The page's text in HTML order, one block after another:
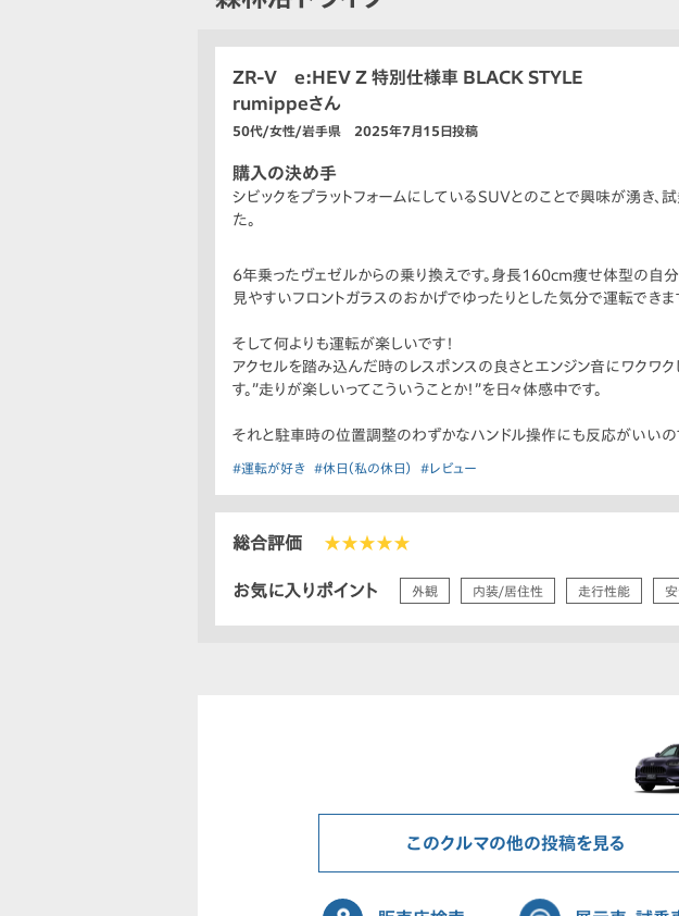
ZR-V e:HEV Z 特別仕様車 BLACK STYLE
rumippeさん
50代/女性/岩手県 2025年7月15日投稿
購入の決め手
シビックをプラットフォームにしているSUVとのことで興味が湧き
た。
6年乗ったヴェゼルからの乗り換えです。身長160cm痩せ体型の自
見やすいフロントガラスのおかげでゆったりとした気分で運転でき
そして何よりも運転が楽しいです！
アクセルを踏み込んだ時のレスポンスの良さとエンジン音にワクワク
す。”走りが楽しいってこういうことか！”を日々体感中です。
それと駐車時の位置調整のわずかなハンドル操作にも反応がいいの
#運転が好き #休日（私の休日） #レビュー
総合評価 ★★★★★
お気に入りポイント 外観 内装/居住性 走行性能
このクルマの他の投稿を見る